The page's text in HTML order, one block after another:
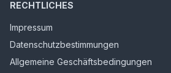
RECHTLICHES
Impressum
Datenschutzbestimmungen
Allgemeine Geschäftsbedingungen